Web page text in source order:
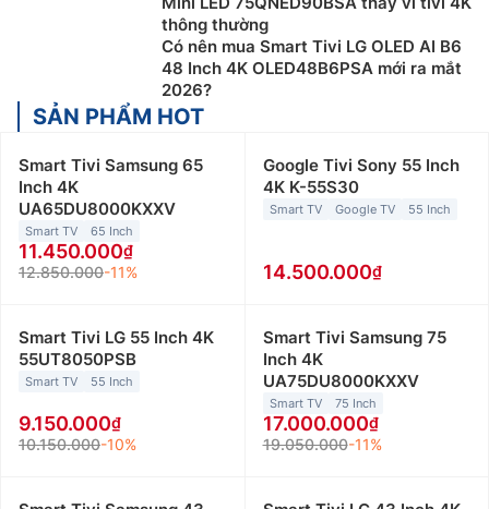
thông thường
Có nên mua Smart Tivi LG OLED AI B6
48 Inch 4K OLED48B6PSA mới ra mắt
2026?
SẢN PHẨM HOT
Smart Tivi Samsung 65
Inch 4K
UA65DU8000KXXV
Smart TV 65 Inch
11.450.000
12.850.000-11%
Google Tivi Sony 55 Inch
4K K-55S30
Smart TV Google TV 55 Inch
14.500.000
Smart Tivi LG 55 Inch 4K
55UT8050PSB
Smart TV 55 Inch
9.150.000
10.150.000-10%
Smart Tivi Samsung 75
Inch 4K
UA75DU8000KXXV
Smart TV 75 Inch
17.000.000
19.050.000-11%